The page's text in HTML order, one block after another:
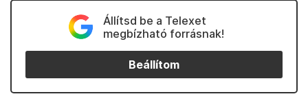
Állítsd be a Telexet
megbízható forrásnak!
Beállítom